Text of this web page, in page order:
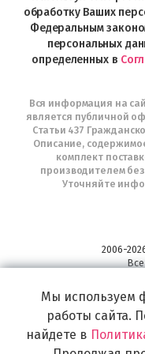
обработку Ваших
Федеральным
персональных
определенных в
Вся информация на
является публичной
Статьи 437
Описание,
комплект
производителем
Уточняйте
2006-
Широкий выбор
самых изысканных и
Мы используем
работы сайта.
найдете в